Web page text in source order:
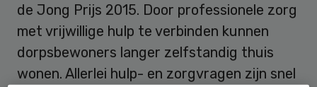
de Jong Prijs 2015. Door professionele zorg
met vrijwillige hulp te verbinden kunnen
dorpsbewoners langer zelfstandig thuis
wonen. Allerlei hulp- en zorgvragen zijn snel